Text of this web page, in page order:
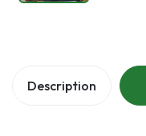
Description